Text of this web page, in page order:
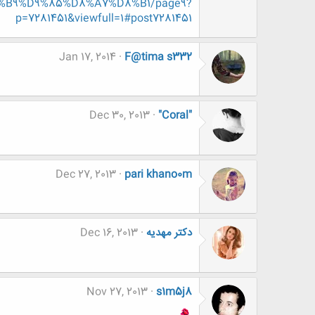
page9?
p=7281451&viewfull=1#post7281451
F@tima s332
Jan 17, 2014
"Coral"
Dec 30, 2013
pari khano0m
Dec 27, 2013
دکتر مهدیه Dec 16, 2013
s1m5j8
Nov 27, 2013